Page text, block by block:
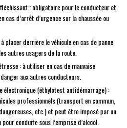
: obligatoire pour le conducteur et
cas d’arrêt d’urgence sur la chaussée ou
placer derrière le véhicule en cas de panne
autres usagers de la route.
: à utiliser en cas de mauvaise
aux autres conducteurs.
(éthylotest antidémarrage) :
professionnels (transport en commun,
etc.) et peut être imposé par un
conduite sous l’emprise d’alcool.